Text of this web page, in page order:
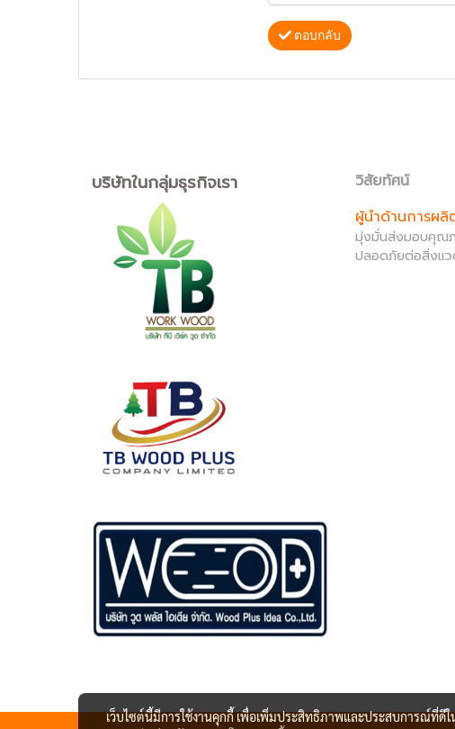
ตอบกลับ
บริษัทในกลุ่มธุรกิจเรา
วิสัยทัศน์
ผู้นำด้านการผ
มุ่งมั่นส่งมอบคุณ
ปลอดภัยต่อสิ่งแ
เว็บไซต์นี้มีการใช้งานคุกกี้ เพื่อเพิ่มประสิทธิภาพและประสบการณ์ที่ดี